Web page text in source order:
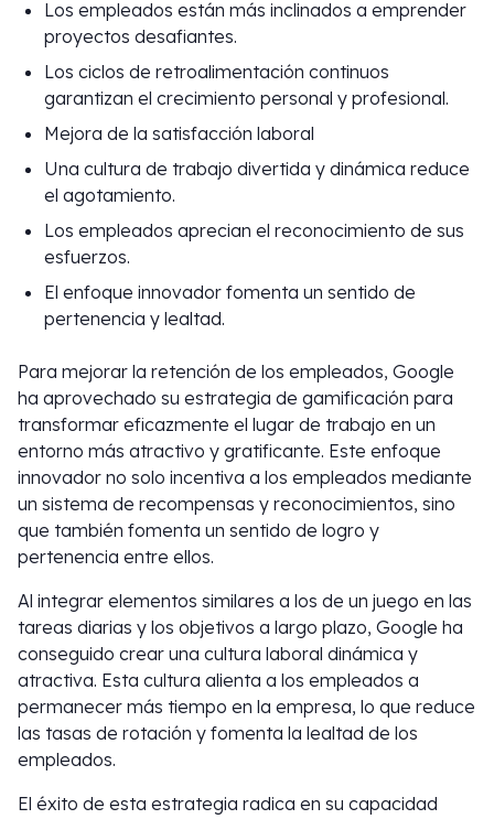
Los empleados están más inclinados a emprender
proyectos desafiantes.
Los ciclos de retroalimentación continuos
garantizan el crecimiento personal y profesional.
Mejora de la satisfacción laboral
Una cultura de trabajo divertida y dinámica reduce
el agotamiento.
Los empleados aprecian el reconocimiento de sus
esfuerzos.
El enfoque innovador fomenta un sentido de
pertenencia y lealtad.
Para mejorar la retención de los empleados, Google
ha aprovechado su estrategia de gamificación para
transformar eficazmente el lugar de trabajo en un
entorno más atractivo y gratificante. Este enfoque
innovador no solo incentiva a los empleados mediante
un sistema de recompensas y reconocimientos, sino
que también fomenta un sentido de logro y
pertenencia entre ellos.
Al integrar elementos similares a los de un juego en las
tareas diarias y los objetivos a largo plazo, Google ha
conseguido crear una cultura laboral dinámica y
atractiva. Esta cultura alienta a los empleados a
permanecer más tiempo en la empresa, lo que reduce
las tasas de rotación y fomenta la lealtad de los
empleados.
El éxito de esta estrategia radica en su capacidad